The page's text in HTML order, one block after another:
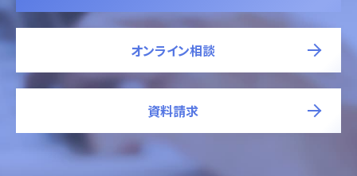
オンライン相談
資料請求